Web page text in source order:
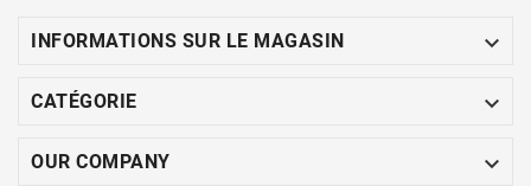
INFORMATIONS SUR LE MAGASIN 
CATÉGORIE 
OUR COMPANY 